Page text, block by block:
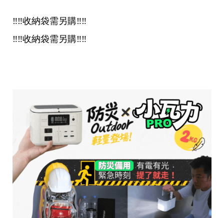
‼️‼️收納袋需另購‼️‼️
‼️‼️收納袋需另購‼️‼️